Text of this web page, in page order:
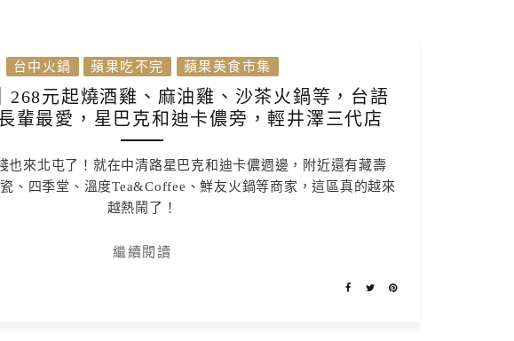
台中火鍋 蘋果吃不完 蘋果美食市集
268元起燒酒雞、麻油雞、沙茶火鍋等，台語
輩最愛，星巴克和迪卡儂旁，輕井澤三代店
也來北屯了！就在中清路星巴克和迪卡儂週邊，附近還有藏壽
、四季堂、溫度Tea&Coffee、鮮友火鍋等商家，這區真的越來
越熱鬧了！
繼續閱讀